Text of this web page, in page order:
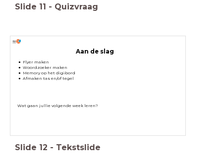
Slide 11 - Quizvraag
Aan de slag
Flyer maken
Woordzoeker maken
Memory op het digibord
Afmaken tas en/of tegel
Wat gaan jullie volgende week leren?
Slide 12 - Tekstslide